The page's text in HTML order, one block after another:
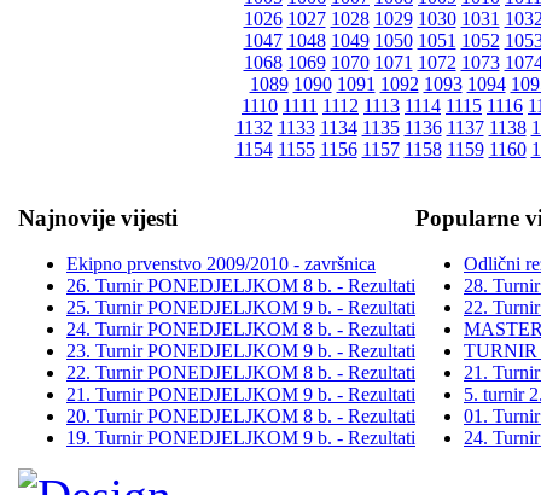
1026 1027 1028 1029 1030 1031
1047 1048 1049 1050 1051 1052
1068 1069 1070 1071 1072 1073
1089 1090 1091 1092 1093 1094
1110 1111 1112 1113 1114 1115 1116
1132 1133 1134 1135 1136 1137 1138
1154 1155 1156 1157 1158 1159 1160
Najnovije vijesti
Ekipno prvenstvo 2009/2010 - završnica
26. Turnir PONEDJELJKOM 8 b. - Rezultati
25. Turnir PONEDJELJKOM 9 b. - Rezultati
24. Turnir PONEDJELJKOM 8 b. - Rezultati
23. Turnir PONEDJELJKOM 9 b. - Rezultati
22. Turnir PONEDJELJKOM 8 b. - Rezultati
21. Turnir PONEDJELJKOM 9 b. - Rezultati
20. Turnir PONEDJELJKOM 8 b. - Rezultati
19. Turnir PONEDJELJKOM 9 b. - Rezultati
Popularne
Odlični
28.
22.
TURNIR
21.
5. turnir
01.
24.